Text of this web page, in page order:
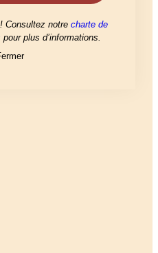
Consultez notre charte de
pour plus d’informations.